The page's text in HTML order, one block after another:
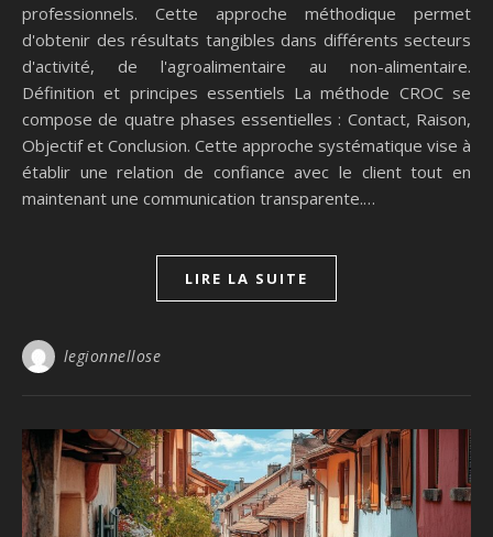
professionnels. Cette approche méthodique permet
d'obtenir des résultats tangibles dans différents secteurs
d'activité, de l'agroalimentaire au non-alimentaire.
Définition et principes essentiels La méthode CROC se
compose de quatre phases essentielles : Contact, Raison,
Objectif et Conclusion. Cette approche systématique vise à
établir une relation de confiance avec le client tout en
maintenant une communication transparente.…
LIRE LA SUITE
legionnellose